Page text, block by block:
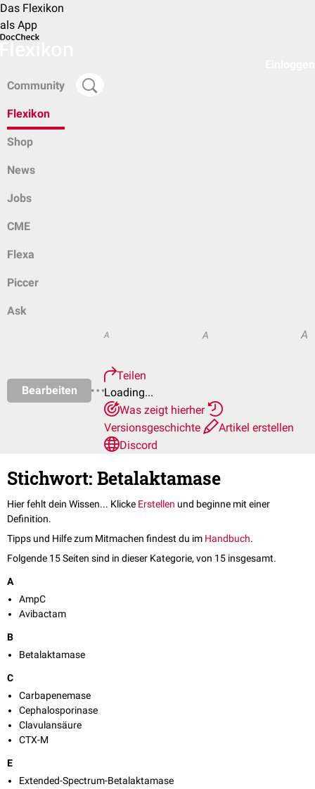
Das Flexikon
als App
Community
Flexikon
Shop
News
Jobs
CME
Flexa
Piccer
Ask
Bearbeiten
A A A
Teilen
Loading...
Was zeigt hierher
Versionsgeschichte
Artikel erstellen
Discord
Stichwort: Betalaktamase
Hier fehlt dein Wissen... Klicke Erstellen und beginne mit einer
Definition.
Tipps und Hilfe zum Mitmachen findest du im Handbuch.
Folgende 15 Seiten sind in dieser Kategorie, von 15 insgesamt.
A
AmpC
Avibactam
B
Betalaktamase
C
Carbapenemase
Cephalosporinase
Clavulansäure
CTX-M
E
Extended-Spectrum-Betalaktamase